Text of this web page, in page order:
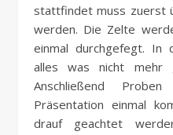
stattfindet muss zuerst
werden. Die Zelte
einmal durchgefegt. In
alles was nicht mehr
Anschließend
Präsentation einmal
drauf geachtet